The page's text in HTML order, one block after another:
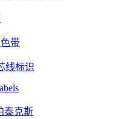
带
线标识
泰克斯